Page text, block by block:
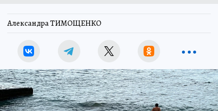
Александра ТИМОЩЕНКО